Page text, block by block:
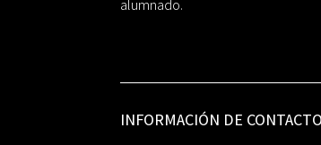
alumnado.
INFORMACIÓN DE CONTACTO